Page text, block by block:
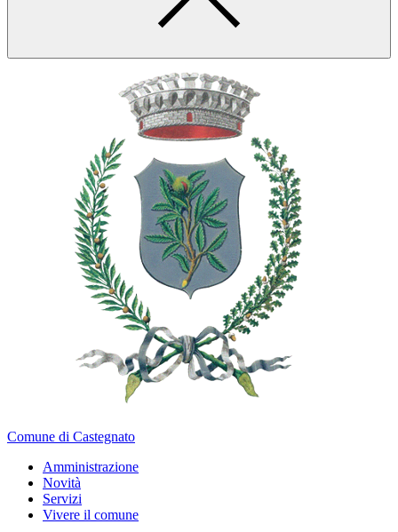
Comune di Castegnato
Amministrazione
Novità
Servizi
Vivere il comune